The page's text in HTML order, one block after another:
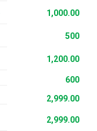
1,000.00
500
1,200.00
600
2,999.00
2,999.00